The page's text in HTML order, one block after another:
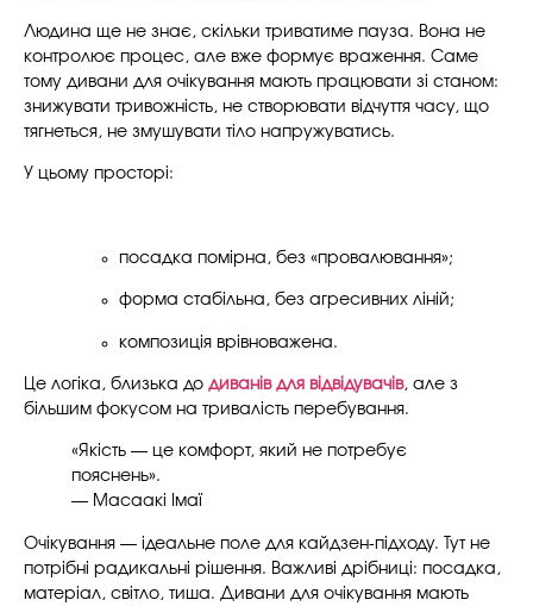
Людина ще не знає, скільки триватиме пауза. Вона не
контролює процес, але вже формує враження. Саме
тому дивани для очікування мають працювати зі станом:
знижувати тривожність, не створювати відчуття часу, що
тягнеться, не змушувати тіло напружуватись.
У цьому просторі:
посадка помірна, без «провалювання»;
форма стабільна, без агресивних ліній;
композиція врівноважена.
Це логіка, близька до диванів для відвідувачів, але з
більшим фокусом на тривалість перебування.
«Якість — це комфорт, який не потребує
пояснень».
— Масаакі Імаї
Очікування — ідеальне поле для кайдзен-підходу. Тут не
потрібні радикальні рішення. Важливі дрібниці: посадка,
матеріал, світло, тиша. Дивани для очікування мають